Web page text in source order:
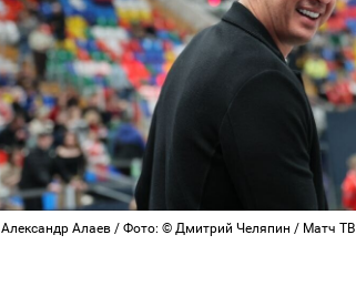
Александр Алаев / Фото: © Дмитрий Челяпин / Матч ТВ